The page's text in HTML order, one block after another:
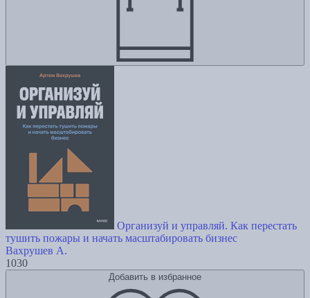
Организуй и управляй. Как перестать
тушить пожары и начать масштабировать бизнес
Вахрушев А.
1030
Добавить в избранное